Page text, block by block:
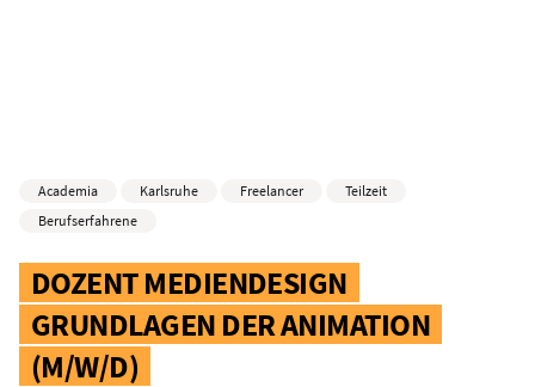
DOZENT MEDIENDESIGN
GRUNDLAGEN DER ANIMATION
(M/W/D)
Academia Karlsruhe Freelancer
Teilzeit
Berufserfahrene